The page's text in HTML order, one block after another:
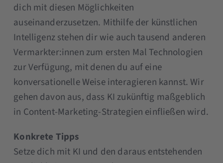
dich mit diesen Möglichkeiten
auseinanderzusetzen. Mithilfe der künstlichen
Intelligenz stehen dir wie auch tausend anderen
Vermarkter:innen zum ersten Mal Technologien
zur Verfügung, mit denen du auf eine
konversationelle Weise interagieren kannst. Wir
gehen davon aus, dass KI zukünftig maßgeblich
in Content-Marketing-Strategien einfließen wird.
Konkrete Tipps
Setze dich mit KI und den daraus entstehenden